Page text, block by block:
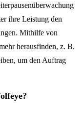
ihre Leistung den
Mithilfe von
herausfinden, z. B.
um den Auftrag